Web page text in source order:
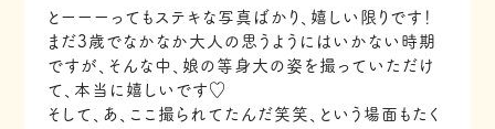
とーーーってもステキな写真ばかり、嬉しい限りです！
まだ3歳でなかなか大人の思うようにはいかない時期
ですが、そんな中、娘の等身大の姿を撮っていただけ
て、本当に嬉しいです♡
そして、あ、ここ撮られてたんだ笑笑、という場面もたく